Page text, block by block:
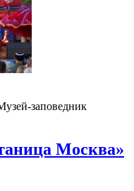
заповедник
Москва»